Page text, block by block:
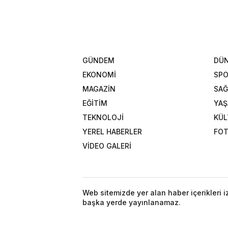
GÜNDEM
EKONOMİ
MAGAZİN
EĞİTİM
TEKNOLOJİ
YEREL HABERLER
VİDEO GALERİ
Web sitemizde yer alan haber içerikleri
başka yerde yayınlanamaz.